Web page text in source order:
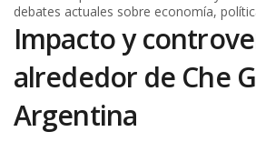
debates actuales sobre economía,
Impacto y
alrededor de Che
Argentina